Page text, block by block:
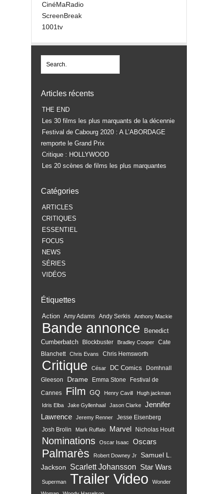
CinéMaRadio
ScreenBreak
1001tv
Articles récents
THE END
Les 30 films les plus marquants de la décennie
Festival de Cabourg 2020 : A L’ABORDAGE
remporte le Grand Prix
Critique : HOLLYWOOD
Les 20 scènes de films les plus marquantes
Catégories
ARTICLES
CRITIQUES
ESSENTIEL
FOCUS
NEWS
SÉRIES
VIDÉOS
Étiquettes
Action Amy Adams Andy Serkis Anthony Mackie
Bande annonce
Benedict
Cumberbatch
Blockbuster Bradley Cooper
Cate
Blanchett
Chris Evans Chris Hemsworth
Critique César DC Comics
Domhnall
Gleeson
Drame Emma Stone
Festival de
Cannes
Film GQ Henry Cavill Hugh jackman
Idris Elba Jake Gyllenhaal Jason Clarke
Jennifer
Lawrence
Jeremy Renner
Jesse Eisenberg
Josh Brolin
Mark Ruffalo Marvel Nicholas Hoult
Nominations Oscar Isaac Oscars
Palmarès Robert Downey Jr
Samuel L.
Jackson
Scarlett Johansson Star Wars
Superman Trailer Video
Wonder